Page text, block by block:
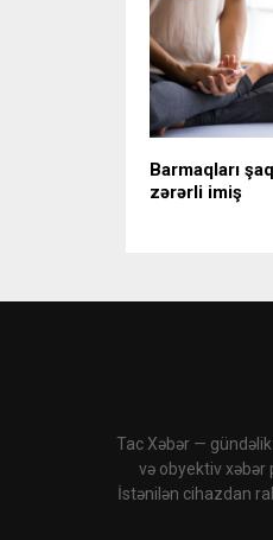
Barmaqları
zərərli imiş
Tac Xəbər —
və obyektiv xəbər
İstənilən cihazdan